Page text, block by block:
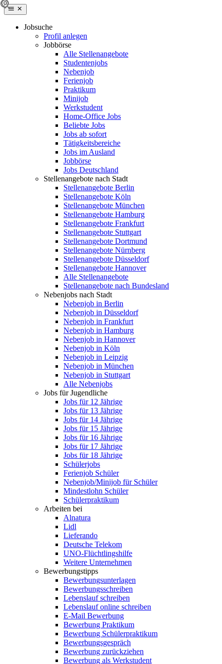
Jobsuche
Profil anlegen
Jobbörse
Alle Stellenangebote
Studentenjobs
Nebenjob
Ferienjob
Praktikum
Minijob
Werkstudent
Home-Office Jobs
Beliebte Jobs
Jobs ab sofort
Tätigkeitsbereiche
Jobs im Ausland
Jobbörse
Jobs Deutschland
Stellenangebote nach Stadt
Stellenangebote Berlin
Stellenangebote Köln
Stellenangebote München
Stellenangebote Hamburg
Stellenangebote Frankfurt
Stellenangebote Stuttgart
Stellenangebote Dortmund
Stellenangebote Nürnberg
Stellenangebote Düsseldorf
Stellenangebote Hannover
Alle Stellenangebote
Stellenangebote nach Bundesland
Nebenjobs nach Stadt
Nebenjob in Berlin
Nebenjob in Düsseldorf
Nebenjob in Frankfurt
Nebenjob in Hamburg
Nebenjob in Hannover
Nebenjob in Köln
Nebenjob in Leipzig
Nebenjob in München
Nebenjob in Stuttgart
Alle Nebenjobs
Jobs für Jugendliche
Jobs für 12 Jährige
Jobs für 13 Jährige
Jobs für 14 Jährige
Jobs für 15 Jährige
Jobs für 16 Jährige
Jobs für 17 Jährige
Jobs für 18 Jährige
Schülerjobs
Ferienjob Schüler
Nebenjob/Minijob für Schüler
Mindestlohn Schüler
Schülerpraktikum
Arbeiten bei
Alnatura
Lidl
Lieferando
Deutsche Telekom
UNO-Flüchtlingshilfe
Weitere Unternehmen
Bewerbungstipps
Bewerbungsunterlagen
Bewerbungsschreiben
Lebenslauf schreiben
Lebenslauf online schreiben
E-Mail Bewerbung
Bewerbung Praktikum
Bewerbung Schülerpraktikum
Bewerbungsgespräch
Bewerbung zurückziehen
Bewerbung als Werkstudent